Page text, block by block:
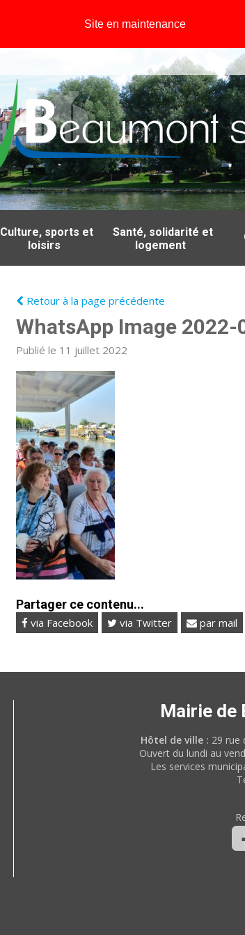
Culture, sports et
loisirs
Santé, solidarité et
logement
Retour à la page précédente
WhatsApp Image
Publié le 11 juillet 2022
Partager ce contenu...
via Facebook via Twitter par mail
Mairie de
Hôtel de ville : 29 rue
Ouvert du lundi au
Les services
Site en maintenance